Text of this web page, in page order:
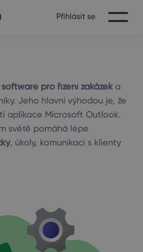
Přihlásit se
software pro řízení zakázeka
Jeho hlavní výhodou je, že
aplikace Microsoft Outlook.
světě pomáhá lépe
, úkoly, komunikaci s klienty